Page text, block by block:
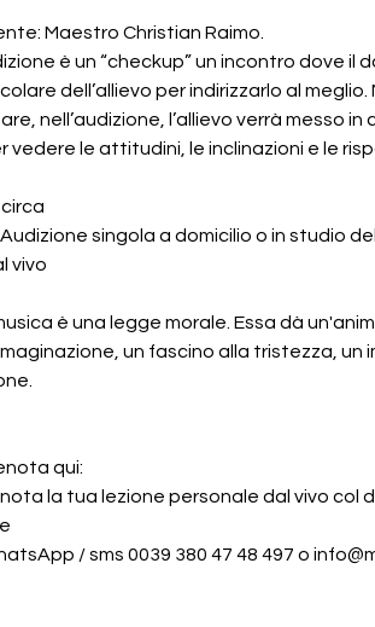
Maestro Christian Raimo.
è un “checkup” un incontro dove
dell’allievo per indirizzarlo al
nell’audizione, l’allievo verrà messo
vedere le attitudini, le inclinazioni e le
circa
singola a domicilio o in studio
vivo
è una legge morale. Essa dà
un fascino alla tristezza, un
qui:
la tua lezione personale dal vivo
/ sms 0039 380 47 48 497 o